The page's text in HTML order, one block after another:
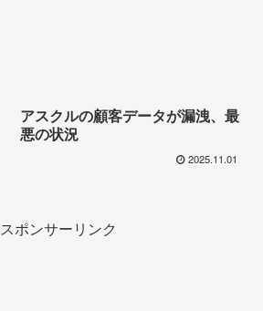
アスクルの顧客データが漏洩、最
悪の状況
2025.11.01
スポンサーリンク